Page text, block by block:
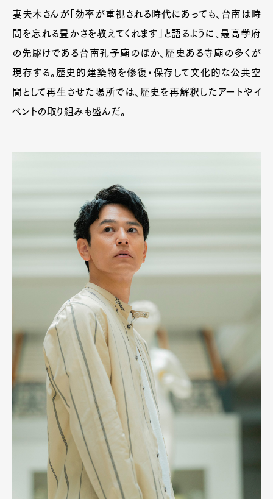
妻夫木さんが「効率が重視される時代にあっても、台南は時
間を忘れる豊かさを教えてくれます」と語るように、最高学府
の先駆けである台南孔子廟のほか、歴史ある寺廟の多くが
現存する。歴史的建築物を修復・保存して文化的な公共空
間として再生させた場所では、歴史を再解釈したアートやイ
ベントの取り組みも盛んだ。